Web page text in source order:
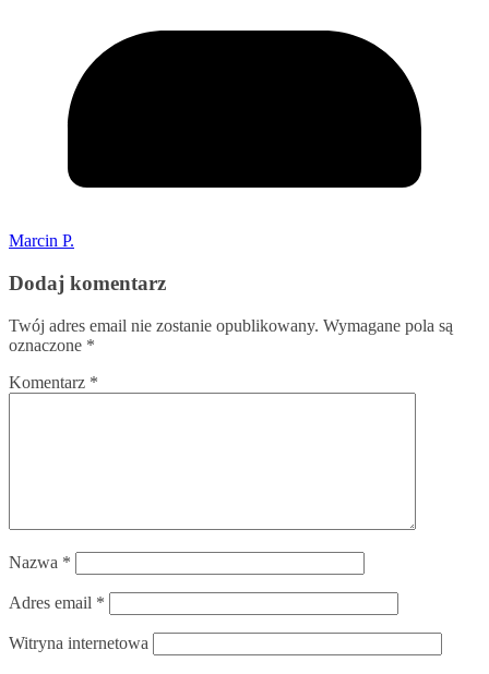
Marcin P.
Dodaj komentarz
Twój adres email nie zostanie opublikowany. Wymagane pola są
oznaczone *
Komentarz *
Nazwa *
Adres email *
Witryna internetowa